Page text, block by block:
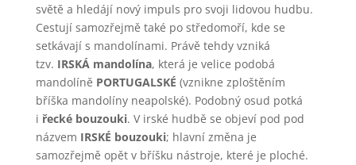
světě a hledájí nový impuls pro svoji lidovou hudbu.
Cestují samozřejmě také po středomoří, kde se
setkávají s mandolínami. Právě tehdy vzniká
tzv. IRSKÁ mandolína, která je velice podobá
mandolíně PORTUGALSKÉ (vznikne zploštěním
bříška mandolíny neapolské). Podobný osud potká
i řecké bouzouki. V irské hudbě se objeví pod pod
názvem IRSKÉ bouzouki; hlavní změna je
samozřejmě opět v bříšku nástroje, které je ploché.